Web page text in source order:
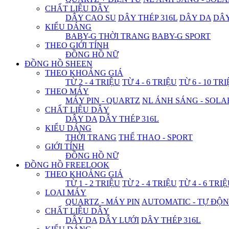
CHẤT LIỆU DÂY
DÂY CAO SU DÂY THÉP 316L DÂY DA
KIỂU DÁNG
BABY-G THỜI TRANG BABY-G SPORT
THEO GIỚI TÍNH
ĐỒNG HỒ NỮ
ĐỒNG HỒ SHEEN
THEO KHOẢNG GIÁ
TỪ 2 - 4 TRIỆU TỪ 4 - 6 TRIỆU TỪ 6 - 10
THEO MÁY
MÁY PIN - QUARTZ NL ÁNH SÁNG -
CHẤT LIỆU DÂY
DÂY DA DÂY THÉP 316L
KIỂU DÁNG
THỜI TRANG THỂ THAO - SPORT
GIỚI TÍNH
ĐỒNG HỒ NỮ
ĐỒNG HỒ FREELOOK
THEO KHOẢNG GIÁ
TỪ 1 - 2 TRIỆU TỪ 2 - 4 TRIỆU TỪ 4 - 6
LOẠI MÁY
QUARTZ - MÁY PIN AUTOMATIC - TỰ
CHẤT LIỆU DÂY
DÂY DA DÂY LƯỚI DÂY THÉP 316L